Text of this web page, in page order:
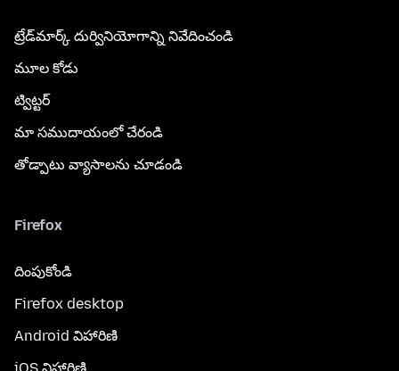
ట్రేడ్‌మార్క్ దుర్వినియోగాన్ని నివేదించండి
మూల కోడు
ట్విట్టర్
మా సముదాయంలో చేరండి
తోడ్పాటు వ్యాసాలను చూడండి
Firefox
దింపుకోండి
Firefox desktop
Android విహారిణి